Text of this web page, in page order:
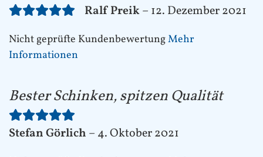
Ralf Preik– 12. Dezember 2021
Nicht geprüfte KundenbewertungMehr
Informationen
Bester Schinken, spitzen Qualität
Stefan Görlich – 4. Oktober 2021